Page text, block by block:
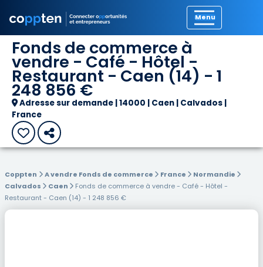
Fonds de commerce à
vendre - Café - Hôtel -
Restaurant - Caen (14) - 1
248 856 €
Adresse sur demande | 14000 | Caen | Calvados |
France
Coppten A vendre Fonds de commerce France
Normandie
Calvados
Caen
Fonds de commerce à vendre - Café - Hôtel -
Restaurant - Caen (14) - 1 248 856 €